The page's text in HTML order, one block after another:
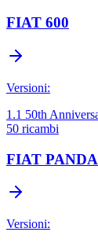
FIAT 600
Versioni:
1.1 50th
50 ricambi
FIAT
Versioni: